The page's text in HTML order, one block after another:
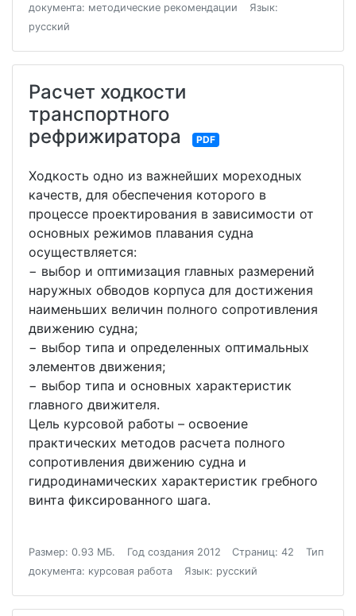
документа: методические рекомендации
Язык:
русский
Расчет ходкости
транспортного
рефрижиратора
PDF
Ходкость одно из важнейших мореходных
качеств, для обеспечения которого в
процессе проектирования в зависимости от
основных режимов плавания судна
осуществляется:
− выбор и оптимизация главных размерений
наружных обводов корпуса для достижения
наименьших величин полного сопротивления
движению судна;
− выбор типа и определенных оптимальных
элементов движения;
− выбор типа и основных характеристик
главного движителя.
Цель курсовой работы – освоение
практических методов расчета полного
сопротивления движению судна и
гидродинамических характеристик гребного
винта фиксированного шага.
Размер: 0.93 МБ. Год создания 2012 Страниц: 42
Тип
документа: курсовая работа
Язык: русский